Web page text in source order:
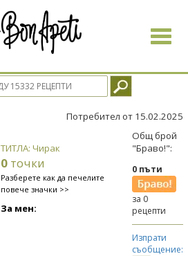
Toggle
Потребител от 15.02.2025
ТИТЛА: Чирак
0 точки
Разберете как да печелите
повече значки >>
За мен:
Общ брой
"Браво!":
0 пъти
за 0
рецепти
Изпрати
съобщение: